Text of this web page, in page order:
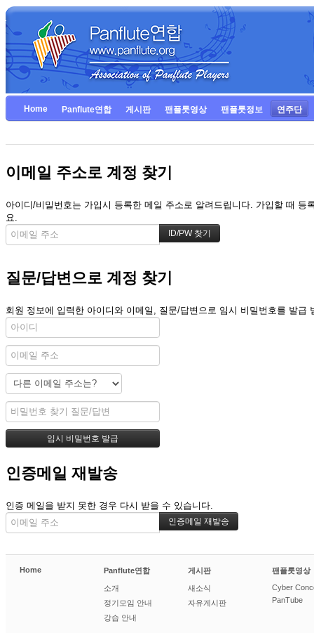
Home Panflute연합 게시판 팬플룻영상 팬플룻정보 연주단
이메일 주소로 계정 찾기
아이디/비밀번호는 가입시 등록한 메일 주소로 알려드립니다. 가입할 때
요.
질문/답변으로 계정 찾기
회원 정보에 입력한 아이디와 이메일, 질문/답변으로 임시 비밀번호를 발급
인증메일 재발송
인증 메일을 받지 못한 경우 다시 받을 수 있습니다.
Home Panflute연합
소개
정기모임 안내
강습 안내
게시판
새소식
자유게시판
팬플룻영상
Cyber
PanTube